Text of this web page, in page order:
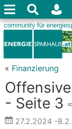
« Finanzierung
- Seite 3
27.2.2024 -